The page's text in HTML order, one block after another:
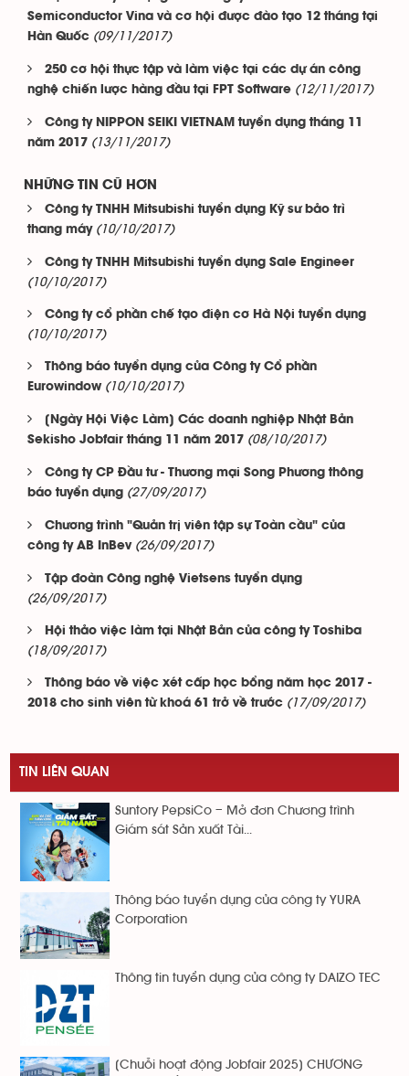
Semiconductor Vina và cơ hội được đào tạo 12 tháng tại
Hàn Quốc (09/11/2017)
250 cơ hội thực tập và làm việc tại các dự án công
nghệ chiến lược hàng đầu tại FPT Software (12/11/2017)
Công ty NIPPON SEIKI VIETNAM tuyển dụng tháng 11
năm 2017 (13/11/2017)
NHỮNG TIN CŨ HƠN
Công ty TNHH Mitsubishi tuyển dụng Kỹ sư bảo trì
thang máy (10/10/2017)
Công ty TNHH Mitsubishi tuyển dụng Sale Engineer
(10/10/2017)
Công ty cổ phần chế tạo điện cơ Hà Nội tuyển dụng
(10/10/2017)
Thông báo tuyển dụng của Công ty Cổ phần
Eurowindow (10/10/2017)
[Ngày Hội Việc Làm] Các doanh nghiệp Nhật Bản
Sekisho Jobfair tháng 11 năm 2017 (08/10/2017)
Công ty CP Đầu tư - Thương mại Song Phương thông
báo tuyển dụng (27/09/2017)
Chương trình "Quản trị viên tập sự Toàn cầu" của
công ty AB InBev (26/09/2017)
Tập đoàn Công nghệ Vietsens tuyển dụng
(26/09/2017)
Hội thảo việc làm tại Nhật Bản của công ty Toshiba
(18/09/2017)
Thông báo về việc xét cấp học bổng năm học 2017 -
2018 cho sinh viên từ khoá 61 trở về trước (17/09/2017)
TIN LIÊN QUAN
Suntory PepsiCo – Mở đơn Chương trình
Giám sát Sản xuất Tài...
Thông báo tuyển dụng của công ty YURA
Corporation
Thông tin tuyển dụng của công ty DAIZO TEC
[Chuỗi hoạt động Jobfair 2025] CHƯƠNG